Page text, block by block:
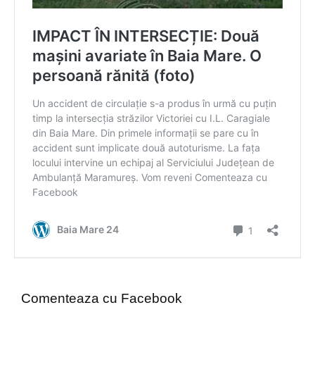
Comenteaza cu Facebook